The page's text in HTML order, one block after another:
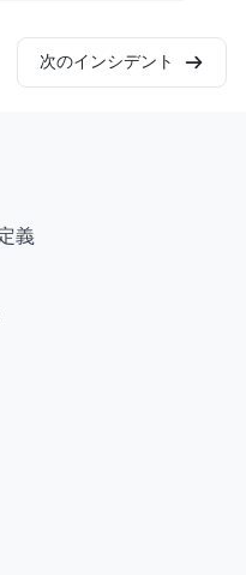
次のインシデント
義